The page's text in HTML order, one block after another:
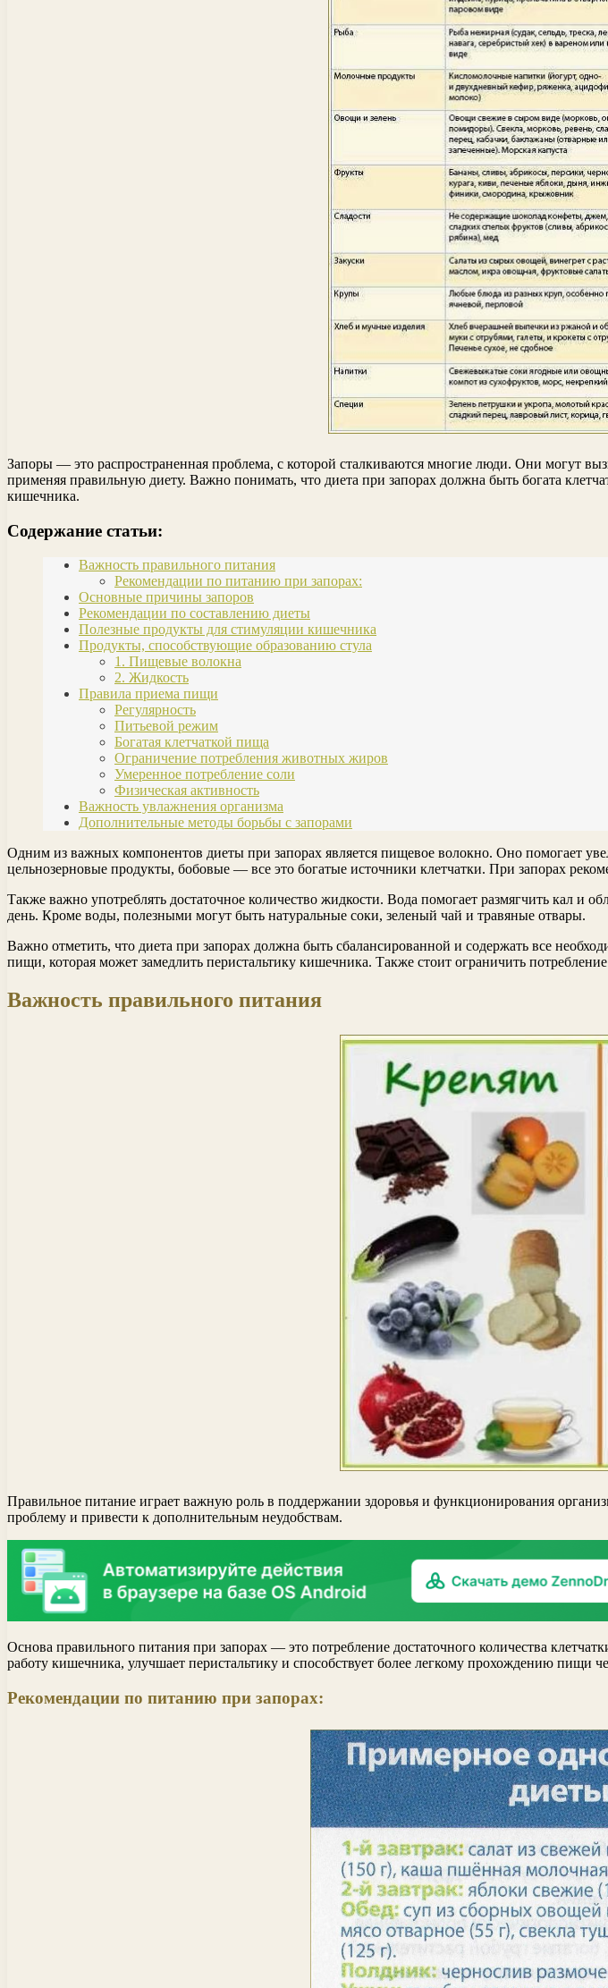
Запоры — это распространенная проблема, с которой сталкиваются многие люди. Они могут
применяя правильную диету. Важно понимать, что диета при запорах должна быть богата
кишечника.
Содержание статьи:
Важность правильного питания
Рекомендации по питанию при запорах:
Основные причины запоров
Рекомендации по составлению диеты
Полезные продукты для стимуляции кишечника
Продукты, способствующие образованию стула
1. Пищевые волокна
2. Жидкость
Правила приема пищи
Регулярность
Питьевой режим
Богатая клетчаткой пища
Ограничение потребления животных жиров
Умеренное потребление соли
Физическая активность
Важность увлажнения организма
Дополнительные методы борьбы с запорами
Одним из важных компонентов диеты при запорах является пищевое волокно. Оно помогает
цельнозерновые продукты, бобовые — все это богатые источники клетчатки. При запорах
Также важно употреблять достаточное количество жидкости. Вода помогает размягчить кал и
день. Кроме воды, полезными могут быть натуральные соки, зеленый чай и травяные отвары.
Важно отметить, что диета при запорах должна быть сбалансированной и содержать все
пищи, которая может замедлить перистальтику кишечника. Также стоит ограничить
Важность правильного питания
Правильное питание играет важную роль в поддержании здоровья и функционирования
проблему и привести к дополнительным неудобствам.
Основа правильного питания при запорах — это потребление достаточного количества
работу кишечника, улучшает перистальтику и способствует более легкому прохождению пищи
Рекомендации по питанию при запорах: